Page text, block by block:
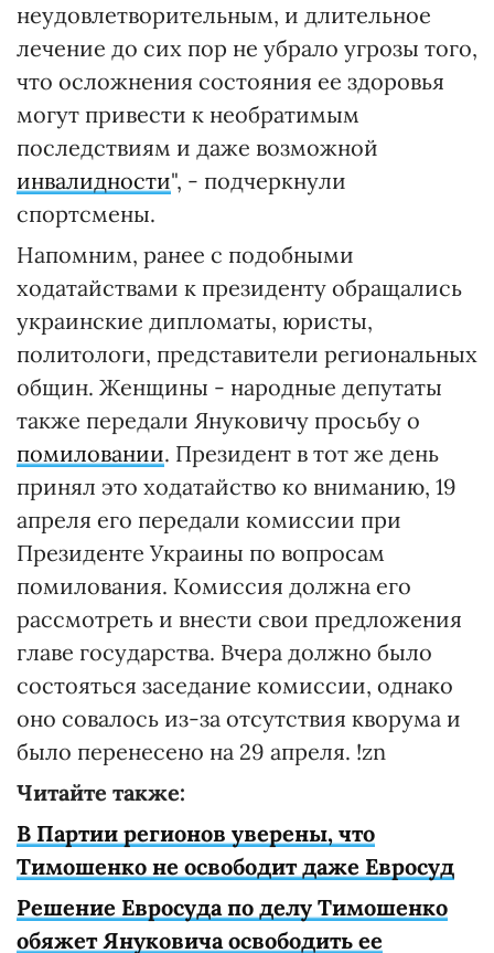
неудовлетворительным, и длительное
лечение до сих пор не убрало угрозы того,
что осложнения состояния ее здоровья
могут привести к необратимым
последствиям и даже возможной
инвалидности", - подчеркнули
спортсмены.
Напомним, ранее с подобными
ходатайствами к президенту обращались
украинские дипломаты, юристы,
политологи, представители региональных
общин. Женщины - народные депутаты
также передали Януковичу просьбу о
помиловании. Президент в тот же день
принял это ходатайство ко вниманию, 19
апреля его передали комиссии при
Президенте Украины по вопросам
помилования. Комиссия должна его
рассмотреть и внести свои предложения
главе государства. Вчера должно было
состояться заседание комиссии, однако
оно совалось из-за отсутствия кворума и
было перенесено на 29 апреля. !zn
Читайте также:
В Партии регионов уверены, что
Тимошенко не освободит даже Евросуд
Решение Евросуда по делу Тимошенко
обяжет Януковича освободить ее